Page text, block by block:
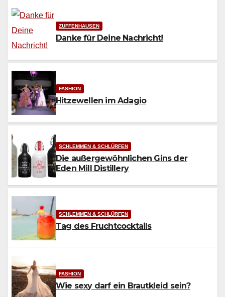
ZUFFENHAUSEN
Danke für Deine Nachricht!
FASHION
Hitzewellen im Adagio
SCHLEMMEN & SCHLÜRFEN
Die außergewöhnlichen Gins der
Eden Mill Distillery
SCHLEMMEN & SCHLÜRFEN
Tag des Fruchtcocktails
FASHION
Wie sexy darf ein Brautkleid sein?